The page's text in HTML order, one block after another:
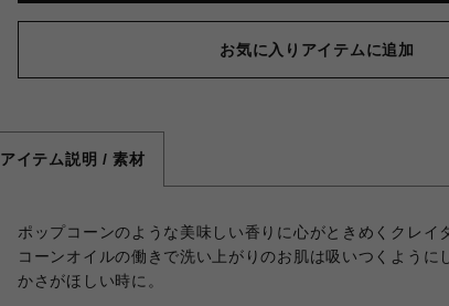
お気に入りアイテムに追加
アイテム説明 / 素材
ポップコーンのような美味しい香りに心がときめくクレイ
コーンオイルの働きで洗い上がりのお肌は吸いつくように
かさがほしい時に。